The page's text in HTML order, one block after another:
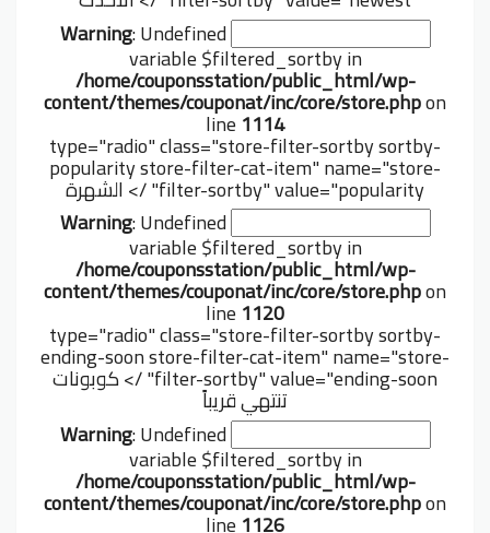
متجر TomTop
يتميز موقع TomTop بالدعم الفني على مدار الساعة وطوال
أيام الأسبوع ويعتمد الموقع على حماية قوية تضمن لك
التسوق دون القلق بشأن حسابك المصرفي أو بطاقاتك
المصرفية، كما يتميز بحقيقة أنه يقوم بتوصيل المنتجات إلى
معظم دول العالم. الإنترنت مليء بمواقع التسوق لكن هناك
فئة من المتاجر عبر الإنترنت يفضلها الكثيرون خاصة وأن
الشحن معهم غالبًا ما يكون مجانيًا، بالإضافة إلى الأسعار
المنخفضة فيها.
يعتبر موقع Tomtop الصيني من أفضل
مواقع التسوق في
العالملشراء سلع ومنتجات رائعة وعالية الجودة بأسعار
التجزئة أو الجملة بأفضل الأسعار حيث تم تأسيس Tomtop
في عام 2014 واستطاع منافسة كبرى الشركات متعددة
الجنسيات في التسويق الإلكتروني عبر الإنترنت مثل Ebay و
Amazon والمواقع الكبيرة الأخرى. يدعم المتجر الدفع عن
طريق الباي بال Paypal وهو طريقة سريعة للشراء بنقرة
واحدة كما يدعم معظم البطاقات المصرفية مثل Visa و
Warning: Undefined
variable $filtered_sortby in
/home/couponsstation/public_html/wp-
content/themes/couponat/inc/core/store.phpon
line1114
type="radio" class="store-filter-sortby sortby-
popularity store-filter-cat-item" name="store-
filter-sortby" value="popularity" />
الشهرة
Warning: Undefined
variable $filtered_sortby in
/home/couponsstation/public_html/wp-
content/themes/couponat/inc/core/store.phpon
line1120
type="radio" class="store-filter-sortby sortby-
ending-soon store-filter-cat-item" name="store-
filter-sortby" value="ending-soon" /> كوبونات
تنتهي قريباً
Warning: Undefined
variable $filtered_sortby in
/home/couponsstation/public_html/wp-
content/themes/couponat/inc/core/store.phpon
line1126